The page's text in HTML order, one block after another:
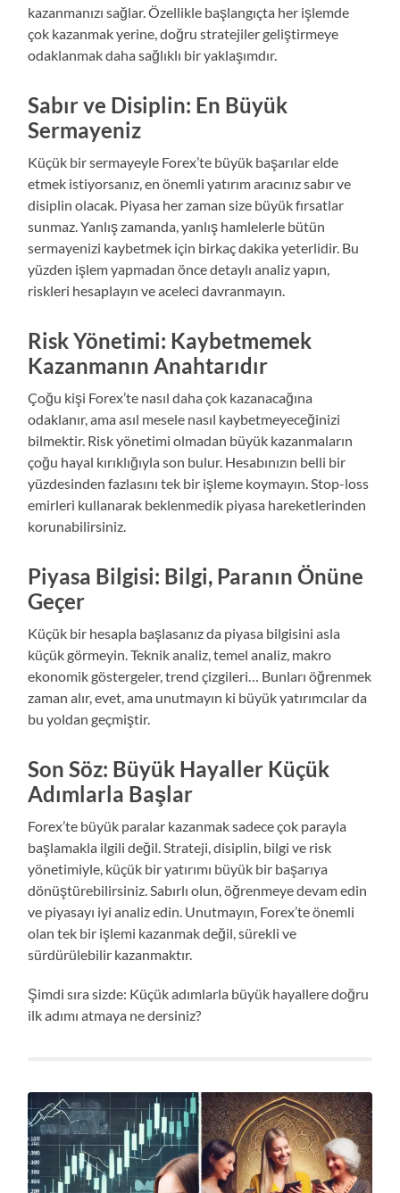
kazanmanızı sağlar. Özellikle başlangıçta her işlemde
çok kazanmak yerine, doğru stratejiler geliştirmeye
odaklanmak daha sağlıklı bir yaklaşımdır.
Sabır ve Disiplin: En Büyük
Sermayeniz
Küçük bir sermayeyle Forex’te büyük başarılar elde
etmek istiyorsanız, en önemli yatırım aracınız sabır ve
disiplin olacak. Piyasa her zaman size büyük fırsatlar
sunmaz. Yanlış zamanda, yanlış hamlelerle bütün
sermayenizi kaybetmek için birkaç dakika yeterlidir. Bu
yüzden işlem yapmadan önce detaylı analiz yapın,
riskleri hesaplayın ve aceleci davranmayın.
Risk Yönetimi: Kaybetmemek
Kazanmanın Anahtarıdır
Çoğu kişi Forex’te nasıl daha çok kazanacağına
odaklanır, ama asıl mesele nasıl kaybetmeyeceğinizi
bilmektir. Risk yönetimi olmadan büyük kazanmaların
çoğu hayal kırıklığıyla son bulur. Hesabınızın belli bir
yüzdesinden fazlasını tek bir işleme koymayın. Stop-loss
emirleri kullanarak beklenmedik piyasa hareketlerinden
korunabilirsiniz.
Piyasa Bilgisi: Bilgi, Paranın Önüne
Geçer
Küçük bir hesapla başlasanız da piyasa bilgisini asla
küçük görmeyin. Teknik analiz, temel analiz, makro
ekonomik göstergeler, trend çizgileri… Bunları öğrenmek
zaman alır, evet, ama unutmayın ki büyük yatırımcılar da
bu yoldan geçmiştir.
Son Söz: Büyük Hayaller Küçük
Adımlarla Başlar
Forex’te büyük paralar kazanmak sadece çok parayla
başlamakla ilgili değil. Strateji, disiplin, bilgi ve risk
yönetimiyle, küçük bir yatırımı büyük bir başarıya
dönüştürebilirsiniz. Sabırlı olun, öğrenmeye devam edin
ve piyasayı iyi analiz edin. Unutmayın, Forex’te önemli
olan tek bir işlemi kazanmak değil, sürekli ve
sürdürülebilir kazanmaktır.
Şimdi sıra sizde: Küçük adımlarla büyük hayallere doğru
ilk adımı atmaya ne dersiniz?